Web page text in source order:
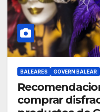
BALEARES GOVERN BALEAR
comprar